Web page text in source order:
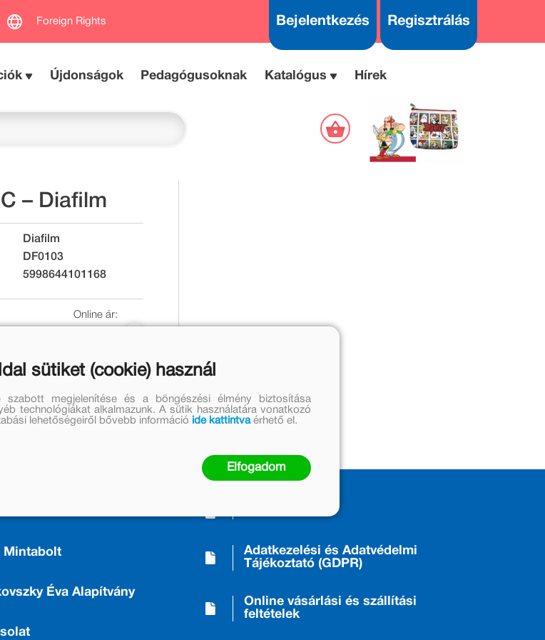
Foreign Rights Bejelentkezés Regisztrálás
Újdonságok Pedagógusoknak Katalógus Hírek
– Diafilm
Diafilm
DF0103
5998644101168
Online ár:
Mintabolt
Éva Alapítvány
Adatkezelési és Adatvédelmi
Tájékoztató (GDPR)
Online vásárlási és szállítási
feltételek
sütiket (cookie) használ
szabott megjelenítése és a böngészési élmény biztosítása
technológiákat alkalmazunk. A sütik használatára vonatkozó
lehetőségeiről bővebb információ ide kattintvaérhető el.
Elfogadom